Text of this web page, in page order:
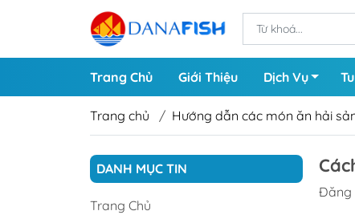
Trang Chủ Giới Thiệu Dịch Vụ
Cá Nước Ngọt
Trang chủ / Hướng dẫn các món ăn hải
Đăng
DANH MỤC TIN
Trang Chủ